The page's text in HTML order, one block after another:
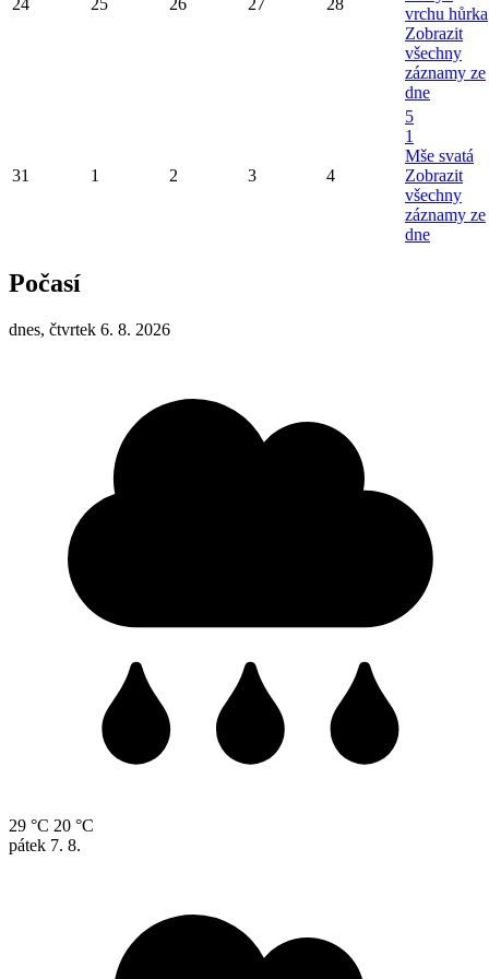
vrchu hůrka
Zobrazit
všechny
záznamy ze
dne
31 1 2 3 4
5
1
Mše svatá
Zobrazit
všechny
záznamy ze
dne
Počasí
dnes, čtvrtek 6. 8. 2026
29 °C 20 °C
pátek 7. 8.